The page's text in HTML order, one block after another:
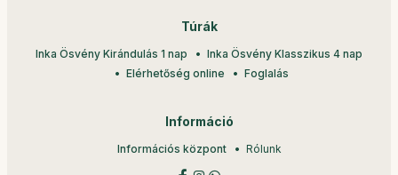
Túrák
Inka Ösvény Kirándulás 1 nap
Inka Ösvény Klasszikus 4 nap
Elérhetőség online
Foglalás
Információ
Információs központ Rólunk